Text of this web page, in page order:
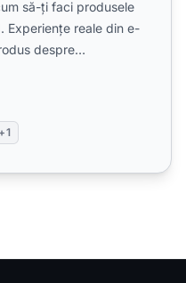
să-ți faci produsele
Experiențe reale din e-
despre
+1